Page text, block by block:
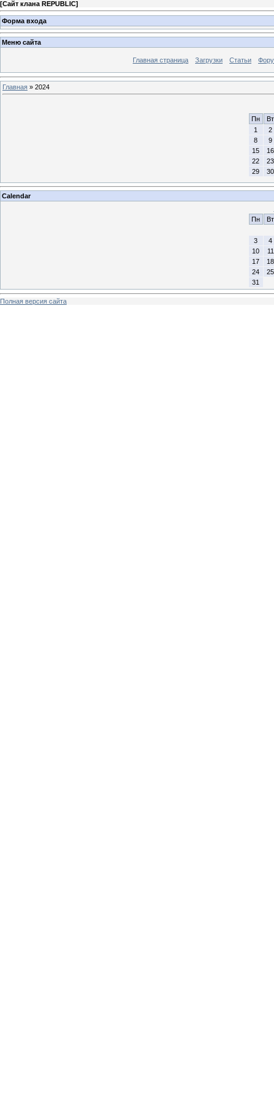
[Сайт клана REPUBLIC]
Форма входа
Меню сайта
Главная страница Загрузки Статьи
Главная » 2024
Пн
Вт
1
2
8
9
15
16
22
23
29
30
Calendar
Пн
Вт
3
4
10
11
17
18
24
25
31
Полная версия сайта